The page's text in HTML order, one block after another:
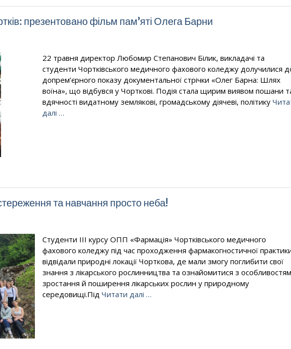
презентовано фільм пам’яті Олега Барни
22 травня директор Любомир Степанович Білик, викладачі та
студенти Чортківського медичного фахового коледжу долучилися
допрем’єрного показу документальної стрічки «Олег Барна: Шлях
воїна», що відбувся у Чорткові. Подія стала щирим виявом пошани
вдячності видатному землякові, громадському діячеві, політику
далі …
та навчання просто неба!
Студенти ІІІ курсу ОПП «Фармація» Чортківського медичного
фахового коледжу під час проходження фармакогностичної
відвідали природні локації Чорткова, де мали змогу поглибити свої
знання з лікарського рослинництва та ознайомитися з
зростання й поширення лікарських рослин у природному
середовищі.Під Читати далі …